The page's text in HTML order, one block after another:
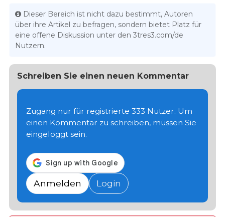
Dieser Bereich ist nicht dazu bestimmt, Autoren
über ihre Artikel zu befragen, sondern bietet Platz für
eine offene Diskussion unter den 3tres3.com/de
Nutzern.
Schreiben Sie einen neuen Kommentar
Zugang nur für registrierte 333 Nutzer. Um
einen Kommentar zu schreiben, müssen Sie
eingeloggt sein.
Anmelden Login